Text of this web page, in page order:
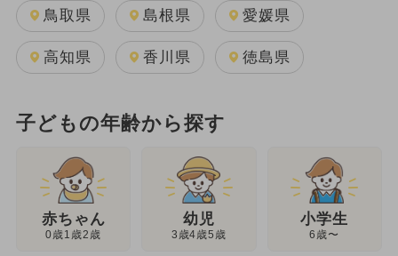
鳥取県 島根県 愛媛県
高知県 香川県 徳島県
子どもの年齢から探す
赤ちゃん
0歳1歳2歳
幼児
3歳4歳5歳
小学生
6歳〜